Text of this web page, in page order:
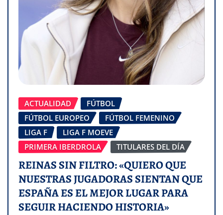
ACTUALIDAD
FÚTBOL
FÚTBOL EUROPEO
FÚTBOL FEMENINO
LIGA F
LIGA F MOEVE
PRIMERA IBERDROLA
TITULARES DEL DÍA
REINAS SIN FILTRO: «QUIERO QUE
NUESTRAS JUGADORAS SIENTAN QUE
ESPAÑA ES EL MEJOR LUGAR PARA
SEGUIR HACIENDO HISTORIA»